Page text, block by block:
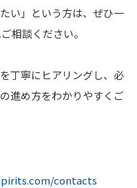
い」という方は、ぜひ一
相談ください。
丁寧にヒアリングし、必
進め方をわかりやすくご
contacts